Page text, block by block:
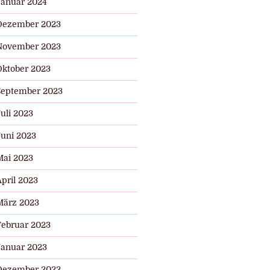
2024
2023
2023
2023
2023
2023
2023
2023
2023
2023
2023
2023